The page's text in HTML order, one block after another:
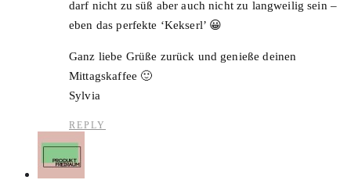
darf nicht zu süß aber auch nicht zu langweilig sein –
eben das perfekte ‘Kekserl’ 😀
Ganz liebe Grüße zurück und genieße deinen
Mittagskaffee 🙂
Sylvia
REPLY